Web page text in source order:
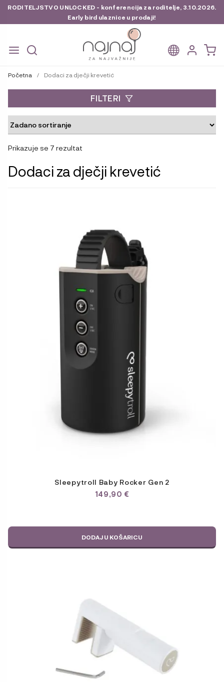
RODITELJSTVO UNLOCKED - konferencija za roditelje, 3.10.2026.
Early bird ulaznice u prodaji!
na
do
Početna / Dodaci za dječji krevetić
Prikazuje se 7 rezultat
Dodaci za dječji krevetić
Sleepytroll Baby Rocker Gen 2
149,90 €
DODAJ U KOŠARICU
FILTERI